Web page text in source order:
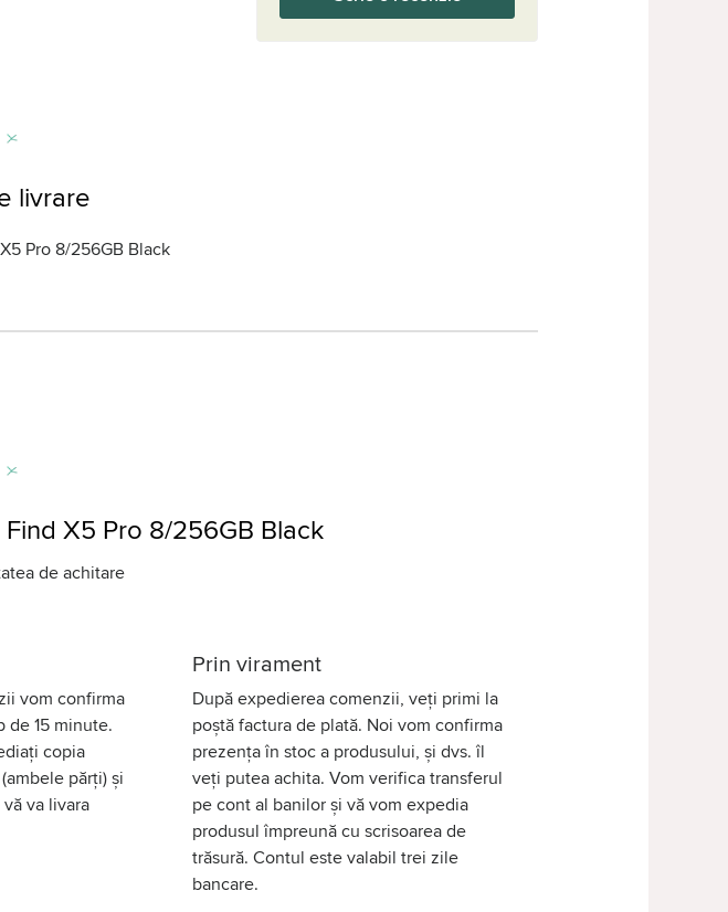
livrare
Pro 8/256GB Black
X5 Pro 8/256GB Black
de achitare
vom confirma
de 15 minute.
copia
părți) și
va livara
Prin virament
După expedierea comenzii, veți primi la
poștă factura de plată. Noi vom confirma
prezența în stoc a produsului, și dvs. îl
veți putea achita. Vom verifica transferul
pe cont al banilor și vă vom expedia
produsul împreună cu scrisoarea de
trăsură. Contul este valabil trei zile
bancare.